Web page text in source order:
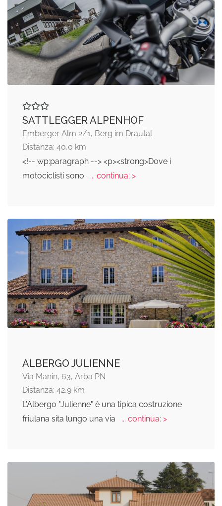
SATTLEGGER ALPENHOF
Emberger Alm 2/1, Berg im Drautal
Distanza: 40,0 km
<!-- wp:paragraph --> <p><strong>Dove i
motociclisti sono
... continua: >
ALBERGO JULIENNE
Via Manin, 63, Arba PN
Distanza: 42,9 km
L'Albergo "Julienne" è una tipica costruzione
friulana sita lungo una via
... continua: >